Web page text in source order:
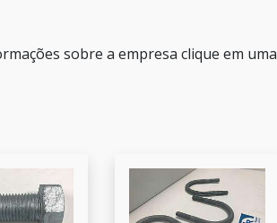
sobre a empresa clique em uma